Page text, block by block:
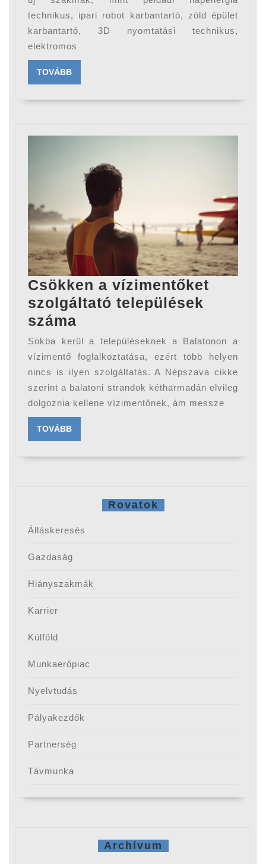
technikus, ipari robot karbantartó, zöld épület
karbantartó, 3D nyomtatási technikus,
elektromos
TOVÁBBTOVÁBB
Csökken a vízimentőket
szolgáltató települések
száma
a
vízimentőket
szolgáltató
települések
száma
Sokba kerül a településeknek a Balatonon a
vízimentő foglalkoztatása, ezért több helyen
nincs is ilyen szolgáltatás. A Népszava cikke
szerint a balatoni strandok kétharmadán elvileg
dolgoznia kellene vízimentőnek, ám messze
TOVÁBBTOVÁBB
Rovatok
Álláskeresés
Gazdaság
Hiányszakmák
Karrier
Külföld
Munkaerőpiac
Nyelvtudás
Pályakezdők
Partnerség
Távmunka
Archívum